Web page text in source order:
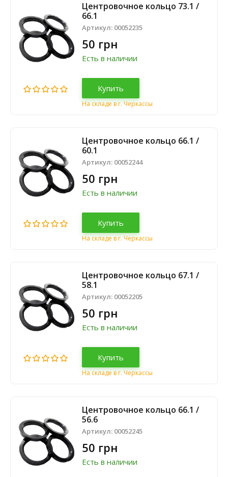
Центровочное кольцо 73.1 /
66.1
Артикул: 00052235
50 грн
Есть в наличии
Купить
На складе в г. Черкассы
Центровочное кольцо 66.1 /
60.1
Артикул: 00052244
50 грн
Есть в наличии
Купить
На складе в г. Черкассы
Центровочное кольцо 67.1 /
58.1
Артикул: 00052205
50 грн
Есть в наличии
Купить
На складе в г. Черкассы
Центровочное кольцо 66.1 /
56.6
Артикул: 00052245
50 грн
Есть в наличии